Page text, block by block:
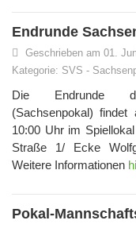
Endrunde
Geschrieben am 01.
Kategorie: SVS -
Die Endrunde der
(Sachsenpokal)
10:00 Uhr im
Straße 1/ Ecke
Weitere Informationen
Pokal-